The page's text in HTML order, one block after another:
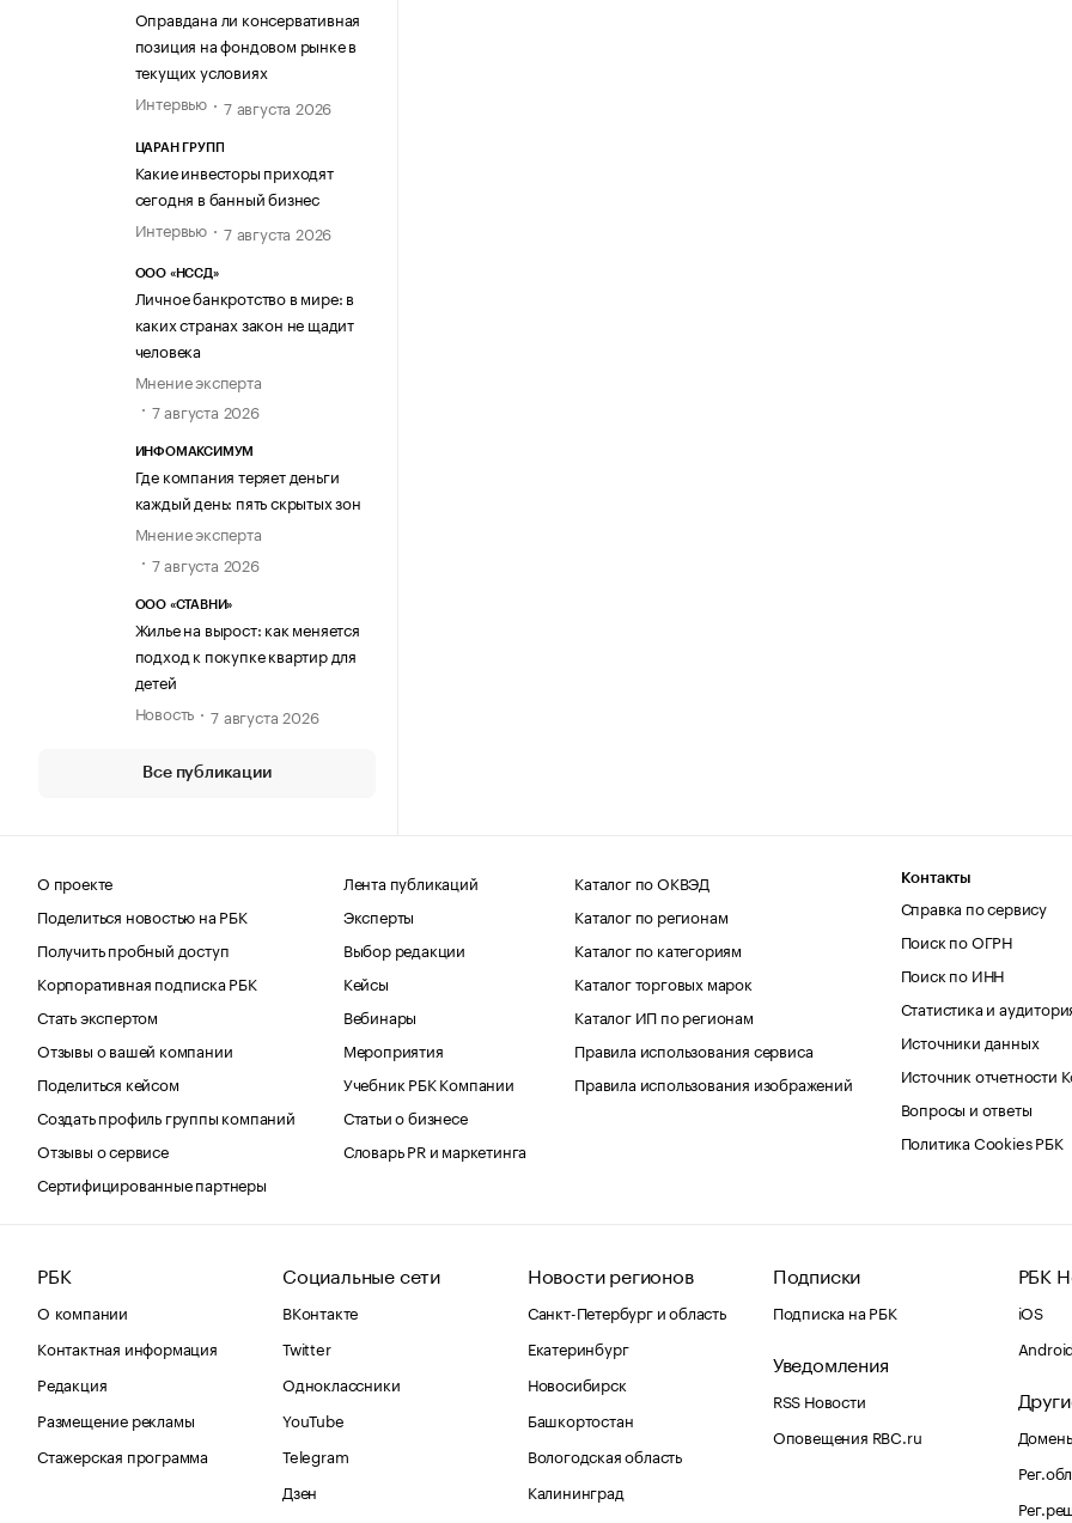
Оправдана ли консервативная
позиция на фондовом рынке в
текущих условиях
Интервью
7 августа 2026
ЦАРАН ГРУПП
Какие инвесторы приходят
сегодня в банный бизнес
Интервью
7 августа 2026
ООО «НССД»
Личное банкротство в мире: в
каких странах закон не щадит
человека
Мнение эксперта
7 августа 2026
ИНФОМАКСИМУМ
Где компания теряет деньги
каждый день: пять скрытых зон
Мнение эксперта
7 августа 2026
ООО «СТАВНИ»
Жилье на вырост: как меняется
подход к покупке квартир для
детей
Новость
7 августа 2026
Все публикации
О проекте
Поделиться новостью на РБК
Получить пробный доступ
Корпоративная подписка РБК
Стать экспертом
Отзывы о вашей компании
Поделиться кейсом
Создать профиль группы компаний
Отзывы о сервисе
Сертифицированные партнеры
Лента публикаций
Эксперты
Выбор редакции
Кейсы
Вебинары
Мероприятия
Учебник РБК Компании
Статьи о бизнесе
Словарь PR и маркетинга
Каталог по ОКВЭД
Каталог по регионам
Каталог по категориям
Каталог торговых марок
Каталог ИП по регионам
Правила использования сервиса
Правила использования изображений
Контакты
Справка по сервису
Поиск по ОГРН
Поиск по ИНН
Статистика и
Источники данных
Источник отчетности
Вопросы и ответы
Политика Cookies РБК
РБК
О компании
Контактная информация
Редакция
Размещение рекламы
Стажерская программа
Социальные сети
ВКонтакте
Twitter
Одноклассники
YouTube
Telegram
Дзен
Новости регионов
Санкт-Петербург и область
Екатеринбург
Новосибирск
Башкортостан
Вологодская область
Калининград
Подписки
Подписка на РБК
Уведомления
RSS Новости
Оповещения RBC.ru
РБК
iOS